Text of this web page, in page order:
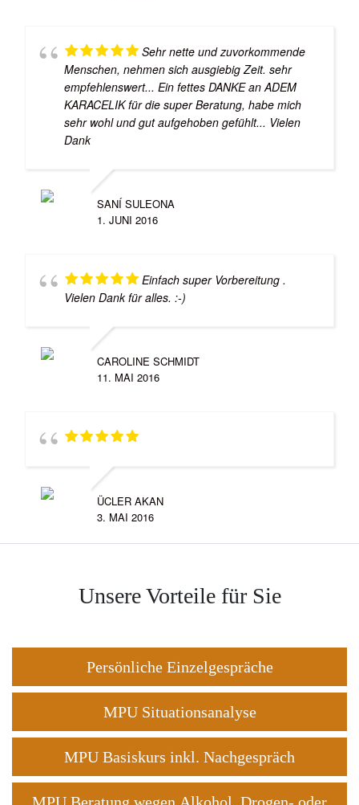
Sehr nette und zuvorkommende
Menschen, nehmen sich ausgiebig Zeit. sehr
empfehlenswert... Ein fettes DANKE an ADEM
KARACELIK für die super Beratung, habe mich
sehr wohl und gut aufgehoben gefühlt... Vielen
Dank
SANÍ SULEONA
1. JUNI 2016
Einfach super Vorbereitung .
Vielen Dank für alles. :-)
CAROLINE SCHMIDT
11. MAI 2016
ÜCLER AKAN
3. MAI 2016
Unsere Vorteile für Sie
Persönliche Einzelgespräche
MPU Situationsanalyse
MPU Basiskurs inkl. Nachgespräch